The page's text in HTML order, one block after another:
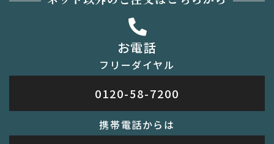
お電話
フリーダイヤル
0120-58-7200
携帯電話からは